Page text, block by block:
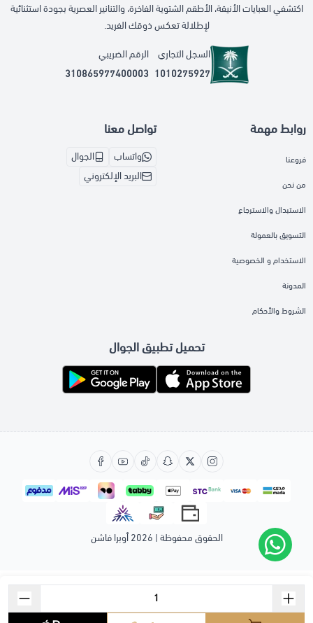
اكتشفي العبايات الأنيقة، الأطقم الشتوية الفاخرة، والتنانير العصرية بجودة استثنائية
لإطلالة تعكس ذوقك الفريد.
السجل التجاري
1010275927
الرقم الضريبي
310865977400003
روابط مهمة
فروعنا
من نحن
الاستبدال والاسترجاع
التسويق بالعمولة
الاستخدام و الخصوصية
المدونة
الشروط والأحكام
تواصل معنا
واتساب
الجوال
البريد الإلكتروني
تحميل تطبيق الجوال
الحقوق محفوظة | 2026 أوبرا فاشن